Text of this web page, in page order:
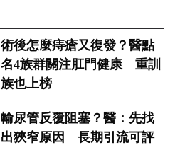
術後怎麼痔瘡又復發？醫點
名4族群關注肛門健康 重訓
族也上榜
輸尿管反覆阻塞？醫：先找
出狹窄原因 長期引流可評